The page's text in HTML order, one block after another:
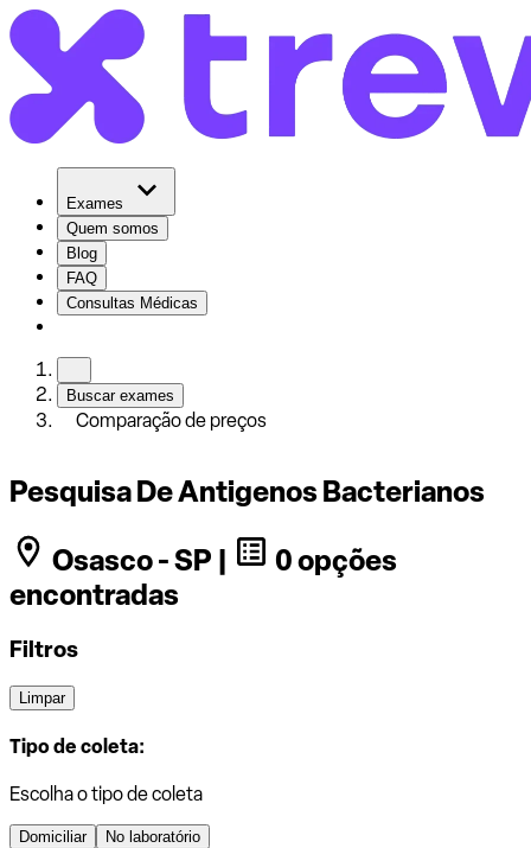
Exames
Quem somos
Blog
FAQ
Consultas Médicas
Buscar exames
Comparação de preços
Pesquisa De Antigenos Bacterianos
Osasco - SP |
0 opções
encontradas
Filtros
Limpar
Tipo de coleta:
Escolha o tipo de coleta
Domiciliar No laboratório